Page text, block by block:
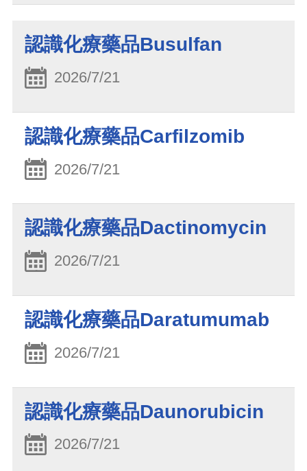
認識化療藥品Busulfan
2026/7/21
認識化療藥品Carfilzomib
2026/7/21
認識化療藥品Dactinomycin
2026/7/21
認識化療藥品Daratumumab
2026/7/21
認識化療藥品Daunorubicin
2026/7/21